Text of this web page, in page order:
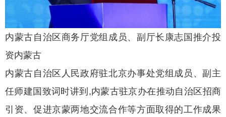
内蒙古自治区商务厅党组成员、副厅长康志国推介投
资内蒙古
内蒙古自治区人民政府驻北京办事处党组成员、副主
任师建国致词时讲到,内蒙古驻京办在推动自治区招商
引资、促进京蒙两地交流合作等方面取得的工作成果